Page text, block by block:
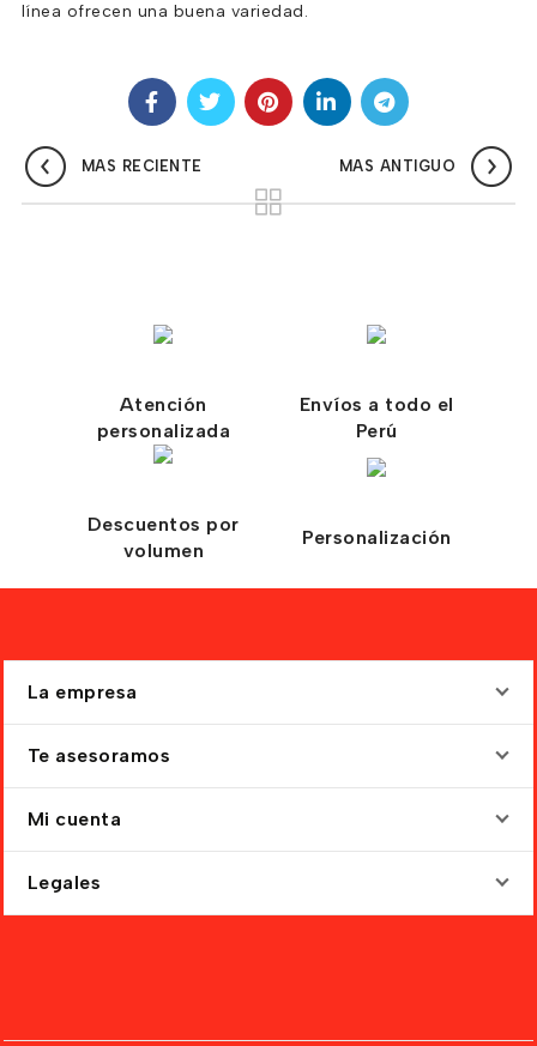
línea ofrecen una buena variedad.
MAS RECIENTE MAS ANTIGUO
Atención
personalizada
Envíos a todo el
Perú
Descuentos por
volumen
Personalización
La empresa
Te asesoramos
Mi cuenta
Legales